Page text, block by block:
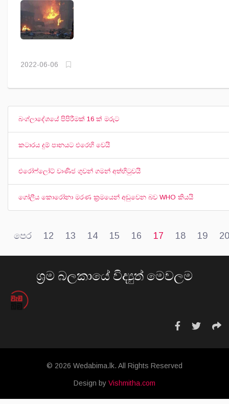
2022-06-06
බංග්ලාදේශයේ පිපිරීමක් 16 ක් මරුට
කටාරය දුම් පානයට එරෙහි වෙයි
එරෝෆ්ලෝට් වාණිජ ගුවන් ගමන් අත්හිටුවයි
ගෝලීය කොරෝනා මරණ ක්‍රමයෙන් අඩුවෙන බව WHO කියයි
පෙර 12 13 14 15 16 17 18 19 20
ශ්‍රම බලකායේ විද්‍යුත් මෙවලම
© 2026 Wedabima.lk. All Rights Reserved
Design by Vishmitha.com